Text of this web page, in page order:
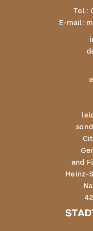
Tel.:
E-mail:
and
Heinz-